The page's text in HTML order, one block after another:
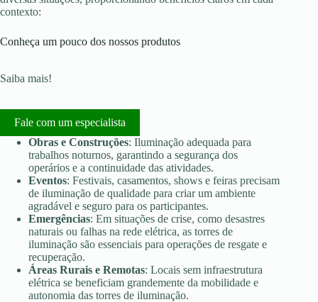
contexto:
Conheça um pouco dos nossos produtos
Saiba mais!
Fale com um especialista
Obras e Construções: Iluminação adequada para
trabalhos noturnos, garantindo a segurança dos
operários e a continuidade das atividades.
Eventos: Festivais, casamentos, shows e feiras precisam
de iluminação de qualidade para criar um ambiente
agradável e seguro para os participantes.
Emergências: Em situações de crise, como desastres
naturais ou falhas na rede elétrica, as torres de
iluminação são essenciais para operações de resgate e
recuperação.
Áreas Rurais e Remotas: Locais sem infraestrutura
elétrica se beneficiam grandemente da mobilidade e
autonomia das torres de iluminação.